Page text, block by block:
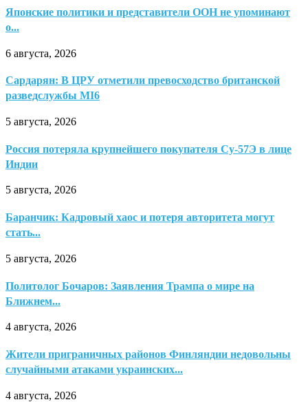
Японские политики и представители ООН не упоминают
о...
6 августа, 2026
Сардарян: В ЦРУ отметили превосходство британской
разведслужбы MI6
5 августа, 2026
Россия потеряла крупнейшего покупателя Су-57Э в лице
Индии
5 августа, 2026
Баранчик: Кадровый хаос и потеря авторитета могут
стать...
5 августа, 2026
Политолог Бочаров: Заявления Трампа о мире на
Ближнем...
4 августа, 2026
Жители приграничных районов Финляндии недовольны
случайными атаками украинских...
4 августа, 2026